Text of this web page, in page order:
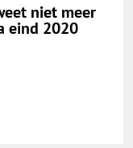
niet meer
eind 2020